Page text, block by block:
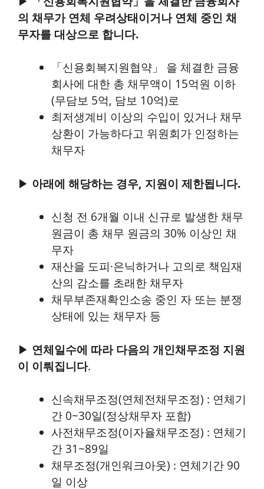
의 채무가 연체 우려상태이거나 연체 중인 채
무자를 대상으로 합니다.
「신용회복지원협약」 을 체결한 금융
회사에 대한 총 채무액이 15억원 이하
(무담보 5억, 담보 10억)로
최저생계비 이상의 수입이 있거나 채무
상환이 가능하다고 위원회가 인정하는
채무자
▶ 아래에 해당하는 경우, 지원이 제한됩니다.
신청 전 6개월 이내 신규로 발생한 채무
원금이 총 채무 원금의 30% 이상인 채
무자
재산을 도피·은닉하거나 고의로 책임재
산의 감소를 초래한 채무자
채무부존재확인소송 중인 자 또는 분쟁
상태에 있는 채무자 등
▶ 연체일수에 따라 다음의 개인채무조정 지원
이 이뤄집니다.
신속채무조정(연체전채무조정) : 연체기
간 0~30일(정상채무자 포함)
사전채무조정(이자율채무조정) : 연체기
간 31~89일
채무조정(개인워크아웃) : 연체기간 90
일 이상